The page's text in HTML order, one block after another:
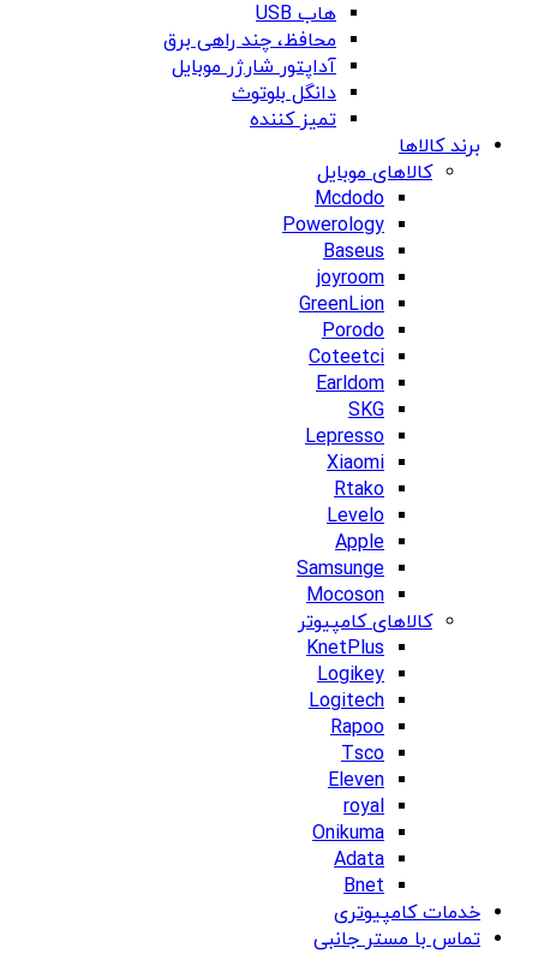
هاب USB
محافظ، چند راهی برق
آداپتور شارژر موبایل
دانگل بلوتوث
تمیز کننده
برند کالاها
کالاهای موبایل
Mcdodo
Powerology
Baseus
joyroom
GreenLion
Porodo
Coteetci
Earldom
SKG
Lepresso
Xiaomi
Rtako
Levelo
Apple
Samsunge
Mocoson
کالاهای کامپیوتر
KnetPlus
Logikey
Logitech
Rapoo
Tsco
Eleven
royal
Onikuma
Adata
Bnet
خدمات کامپیوتری
تماس با مستر جانبی